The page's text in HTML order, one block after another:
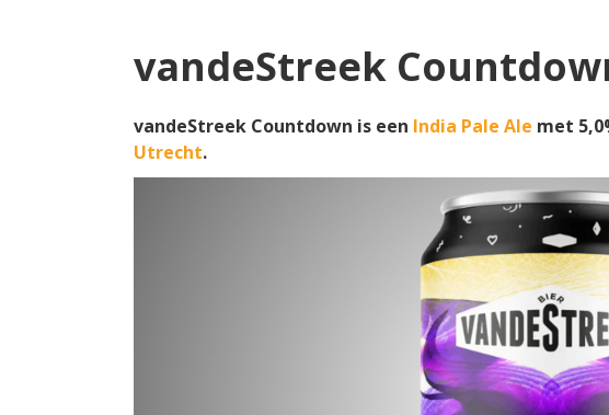
vandeStreek
vandeStreek Countdown is een India Pale Ale met
Utrecht.